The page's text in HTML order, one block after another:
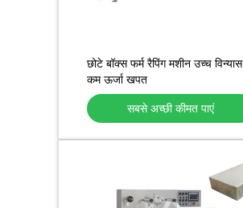
छोटे बॉक्स फर्म रैपिंग मशीन उच्च विन्यास
कम ऊर्जा खपत
सबसे अच्छी कीमत पाएं